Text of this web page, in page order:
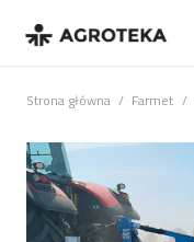
Strona główna / Farmet /